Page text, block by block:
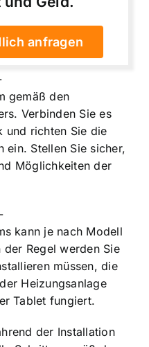
anfragen
gemäß den
Verbinden Sie es
und richten Sie die
ein. Stellen Sie sicher,
Möglichkeiten der
kann je nach Modell
Regel werden Sie
müssen, die
Heizungsanlage
Tablet fungiert.
der Installation